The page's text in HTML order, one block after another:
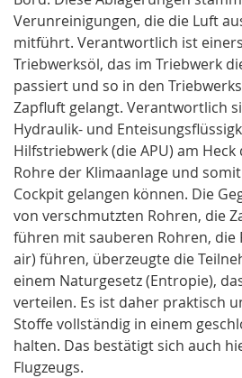
Verunreinigungen, die die Luft
mitführt. Verantwortlich ist
Triebwerksöl, das im Triebwerk
passiert und so in den
Zapfluft gelangt. Verantwortlich
Hydraulik- und
Hilfstriebwerk (die APU) am Heck
Rohre der Klimaanlage und
Cockpit gelangen können. Die
von verschmutzten Rohren, die
führen mit sauberen Rohren, die
air) führen, überzeugte die
einem Naturgesetz (Entropie),
verteilen. Es ist daher praktisch
Stoffe vollständig in einem
halten. Das bestätigt sich auch
Flugzeugs.